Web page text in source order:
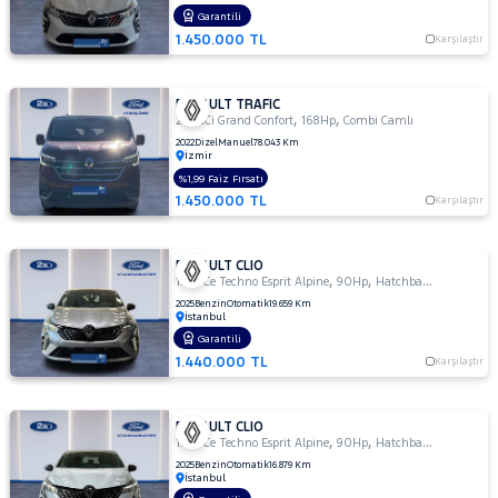
TESLA
TOYOTA
TRAKTÖR
VOLKSWAGEN
VOLVO
1.450.000 TL Karşılaştır
Garantili
RENAULT TRAFIC
2.0 dCi Grand Confort,168Hp,Combi Camlı
2022DizelManuel78.043 Km
İzmir
1.450.000 TL Karşılaştır
%1,99 Faiz Fırsatı
RENAULT CLIO
1.0 TCe Techno Esprit Alpine,90Hp, Hatchback 5 Kapı
2025BenzinOtomatik19.659 Km
İstanbul
1.440.000 TL Karşılaştır
Garantili
RENAULT CLIO
1.0 TCe Techno Esprit Alpine,90Hp, Hatchback 5 Kapı
2025BenzinOtomatik16.879 Km
İstanbul